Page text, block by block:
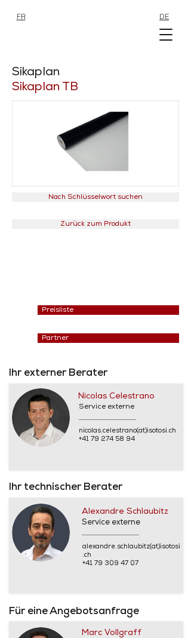
FR DE
Sikaplan
Sikaplan TB
Nach Schlüsselwort suchen
Zurück zum Produkt
Preisliste
Partner
Ihr externer Berater
Nicolas Celestrano
Service externe
nicolas.celestrano(at)isotosi.ch
+41 79 274 58 94
Ihr technischer Berater
Alexandre Schlaubitz
Service externe
alexandre.schlaubitz(at)isotosi
.ch
+41 79 309 47 07
Für eine Angebotsanfrage
Marc Vollgraff